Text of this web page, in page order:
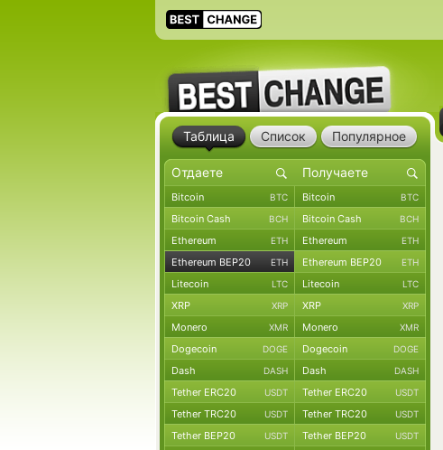
Таблица Список Популярное
Bitcoin BTC Bitcoin BTC
Bitcoin Cash BCH Bitcoin Cash BCH
Ethereum ETH Ethereum ETH
Ethereum BEP20 ETH Ethereum BEP20 ETH
Litecoin LTC Litecoin LTC
XRP XRP XRP XRP
Monero XMR Monero XMR
Dogecoin DOGE Dogecoin DOGE
Dash DASH Dash DASH
Tether ERC20 USDT Tether ERC20 USDT
Tether TRC20 USDT Tether TRC20 USDT
Tether BEP20 USDT Tether BEP20 USDT